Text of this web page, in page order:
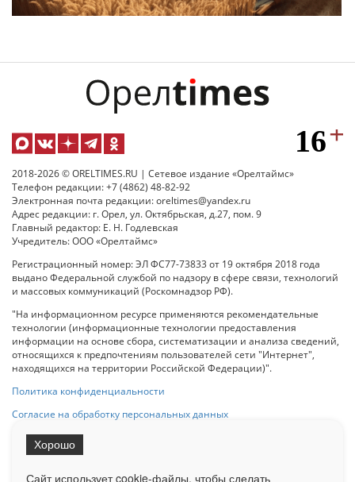
2018-2026 © ORELTIMES.RU | Сетевое издание «Орелтаймс»
Телефон редакции: +7 (4862) 48-82-92
Электронная почта редакции: oreltimes@yandex.ru
Адрес редакции: г. Орел, ул. Октябрьская, д.27, пом. 9
Главный редактор: Е. Н. Годлевская
Учредитель: ООО «Орелтаймс»
Регистрационный номер: ЭЛ ФС77-73833 от 19 октября 2018 года
выдано Федеральной службой по надзору в сфере связи, технологий
и массовых коммуникаций (Роскомнадзор РФ).
"На информационном ресурсе применяются рекомендательные
технологии (информационные технологии предоставления
информации на основе сбора, систематизации и анализа сведений,
относящихся к предпочтениям пользователей сети "Интернет",
находящихся на территории Российской Федерации)".
Политика конфиденциальности
Согласие на обработку персональных данных
на Сетевое издание «ОрелТаймс» обязательна.
Сайт использует cookie-файлы, чтобы сделать
Хорошо